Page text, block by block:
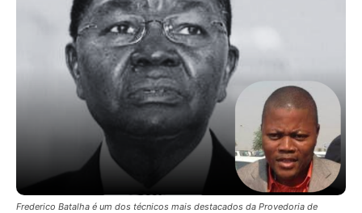
Frederico Batalha é um dos técnicos mais destacados da Provedoria de